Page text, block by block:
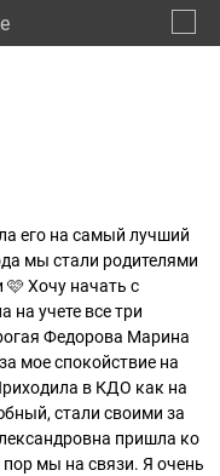
его на самый лучший
мы стали родителями
Хочу начать с
на учете все три
Федорова Марина
мое спокойствие на
в КДО как на
стали своими за
пришла ко
пор мы на связи. Я очень